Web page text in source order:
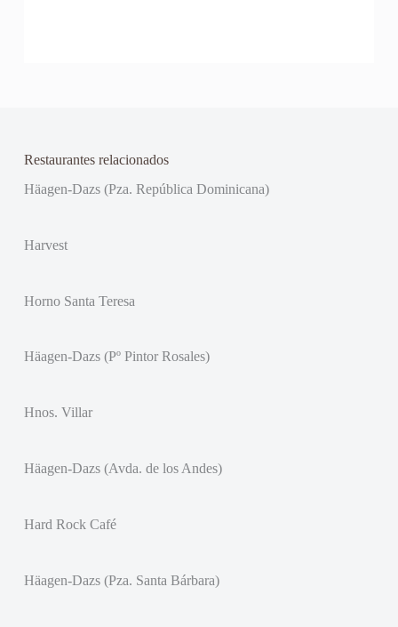
Restaurantes relacionados
Häagen-Dazs (Pza. República Dominicana)
Harvest
Horno Santa Teresa
Häagen-Dazs (Pº Pintor Rosales)
Hnos. Villar
Häagen-Dazs (Avda. de los Andes)
Hard Rock Café
Häagen-Dazs (Pza. Santa Bárbara)